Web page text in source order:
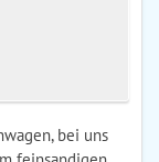
bei uns